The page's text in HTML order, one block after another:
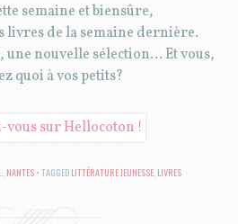
semaine et biensûre,
livres de la semaine dernière.
une nouvelle sélection… Et vous,
quoi à vos petits?
NANTES TAGGED LITTÉRATURE JEUNESSE LIVRES